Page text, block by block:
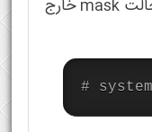
اگر قصد داشتید یک سرویس را از حالت mask خارج
#